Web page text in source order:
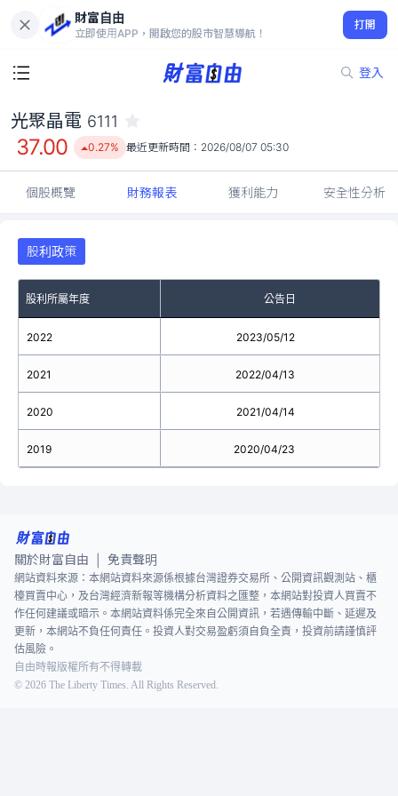
財富自由
立即使用APP，開啟您的股市智慧導航！
打開
登入
37.00
0.27%
光聚晶電 6111
37.00 0.27% 最近更新時間： 2026/08/07 05:30
個股概覽 財務報表 獲利能力 安全性分析
股利政策
股利所屬年度 公告日
2022
2021
2020
2019
2023/05/12
2022/04/13
2021/04/14
2020/04/23
關於財富自由 免責聲明
網站資料來源：本網站資料來源係根據台灣證券交易所、公開資訊觀測站、櫃
檯買賣中心，及台灣經濟新報等機構分析資料之匯整，本網站對投資人買賣不
作任何建議或暗示。本網站資料係完全來自公開資訊，若遇傳輸中斷、延遲及
更新，本網站不負任何責任。投資人對交易盈虧須自負全責，投資前請謹慎評
估風險。
自由時報版權所有不得轉載
© 2026 The Liberty Times. All Rights Reserved.